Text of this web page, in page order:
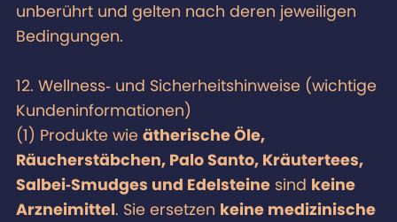
unberührt und gelten nach deren jeweiligen
Bedingungen.
12. Wellness‑ und Sicherheitshinweise (wichtige
Kundeninformationen)
(1) Produkte wie ätherische Öle,
Räucherstäbchen, Palo Santo, Kräutertees,
Salbei‑Smudges und Edelsteinesind keine
Arzneimittel. Sie ersetzen keine medizinische